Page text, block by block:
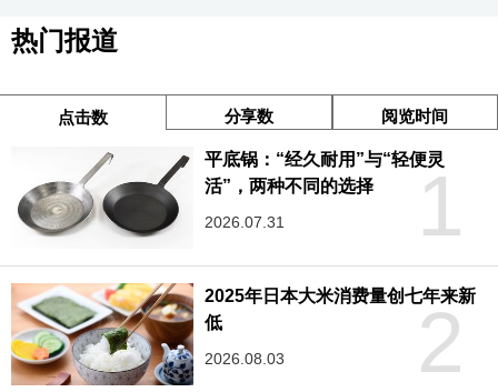
热门报道
点击数 分享数 阅览时间
1
平底锅：“经久耐用”与“轻便灵
活”，两种不同的选择
2026.07.31
2
2025年日本大米消费量创七年来新
低
2026.08.03